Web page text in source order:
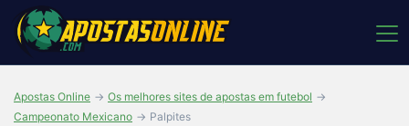
Apostas Online
Os melhores sites de apostas em futebol
Campeonato Mexicano
Palpites